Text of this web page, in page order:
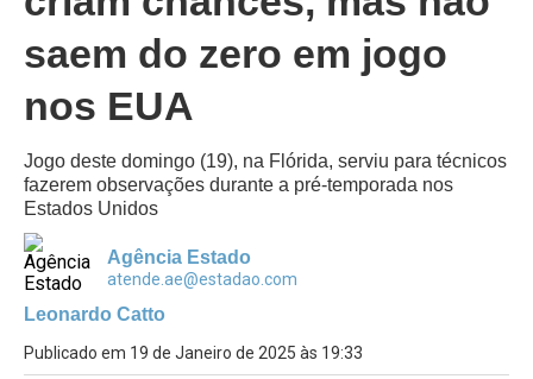
saem do zero em jogo
nos EUA
Jogo deste domingo (19), na Flórida, serviu para técnicos
fazerem observações durante a pré-temporada nos
Estados Unidos
Agência Estado
atende.ae@estadao.com
Leonardo Catto
Publicado em 19 de Janeiro de 2025 às 19:33